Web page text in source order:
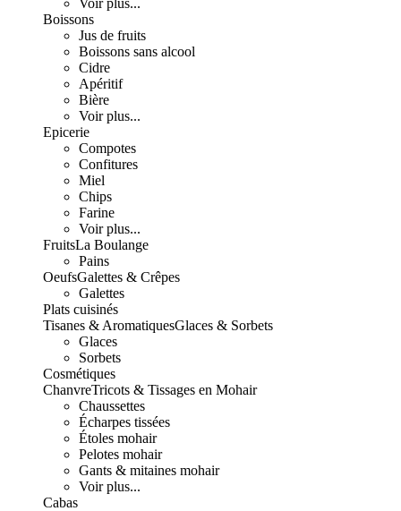
Voir plus...
Boissons
Jus de fruits
Boissons sans alcool
Cidre
Apéritif
Bière
Voir plus...
Epicerie
Compotes
Confitures
Miel
Chips
Farine
Voir plus...
FruitsLa Boulange
Pains
OeufsGalettes & Crêpes
Galettes
Plats cuisinés
Tisanes & AromatiquesGlaces & Sorbets
Glaces
Sorbets
Cosmétiques
ChanvreTricots & Tissages en Mohair
Chaussettes
Écharpes tissées
Étoles mohair
Pelotes mohair
Gants & mitaines mohair
Voir plus...
Cabas